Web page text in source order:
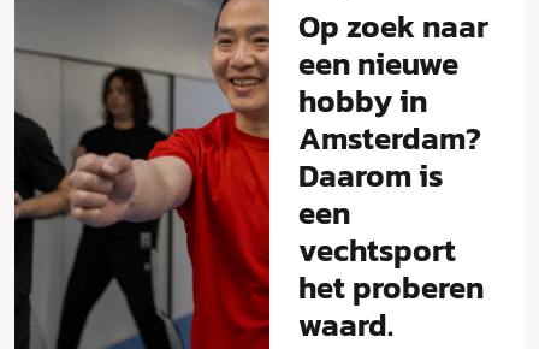
Op zoek naar
een nieuwe
hobby in
Amsterdam?
Daarom is
een
vechtsport
het proberen
waard.